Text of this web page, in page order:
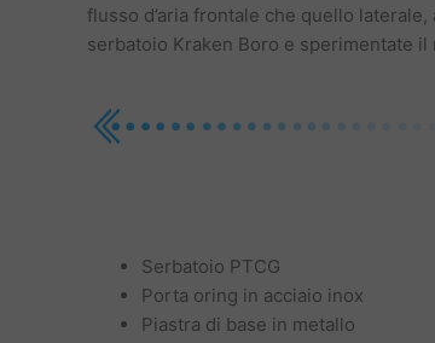
flusso d’aria frontale che quello
serbatoio Kraken Boro e sperimentate
Serbatoio PTCG
Porta oring in acciaio inox
Piastra di base in metallo